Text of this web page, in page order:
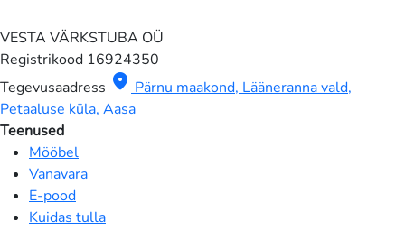
VESTA VÄRKSTUBA OÜ
Registrikood 16924350
Tegevusaadress location_on Pärnu maakond, Lääneranna vald,
Petaaluse küla, Aasa
Teenused
Mööbel
Vanavara
E-pood
Kuidas tulla